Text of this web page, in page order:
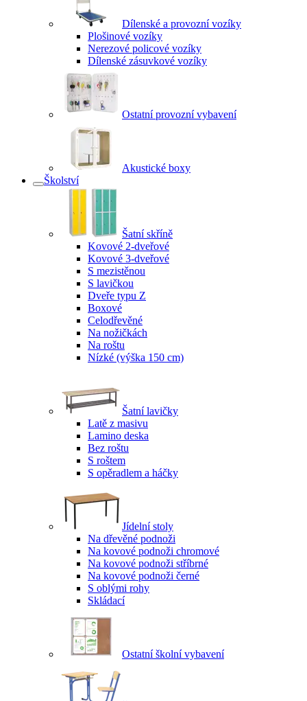
Dílenské a provozní vozíky
Plošinové vozíky
Nerezové policové vozíky
Dílenské zásuvkové vozíky
Ostatní provozní vybavení
Akustické boxy
Školství
Šatní skříně
Kovové 2-dveřové
Kovové 3-dveřové
S mezistěnou
S lavičkou
Dveře typu Z
Boxové
Celodřevěné
Na nožičkách
Na roštu
Nízké (výška 150 cm)
Šatní lavičky
Latě z masivu
Lamino deska
Bez roštu
S roštem
S opěradlem a háčky
Jídelní stoly
Na dřevěné podnoži
Na kovové podnoži chromové
Na kovové podnoži stříbrné
Na kovové podnoži černé
S oblými rohy
Skládací
Ostatní školní vybavení